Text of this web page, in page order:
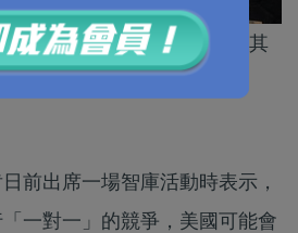
單挑」對方，合作都絕對係其
前出席一場智庫活動時表示，
一對一」的競爭，美國可能會